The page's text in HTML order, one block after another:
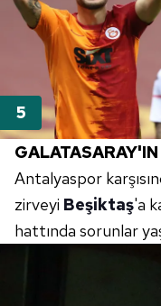
Antalyaspor
zirveyi Beşiktaş'a
hattında sorunlar